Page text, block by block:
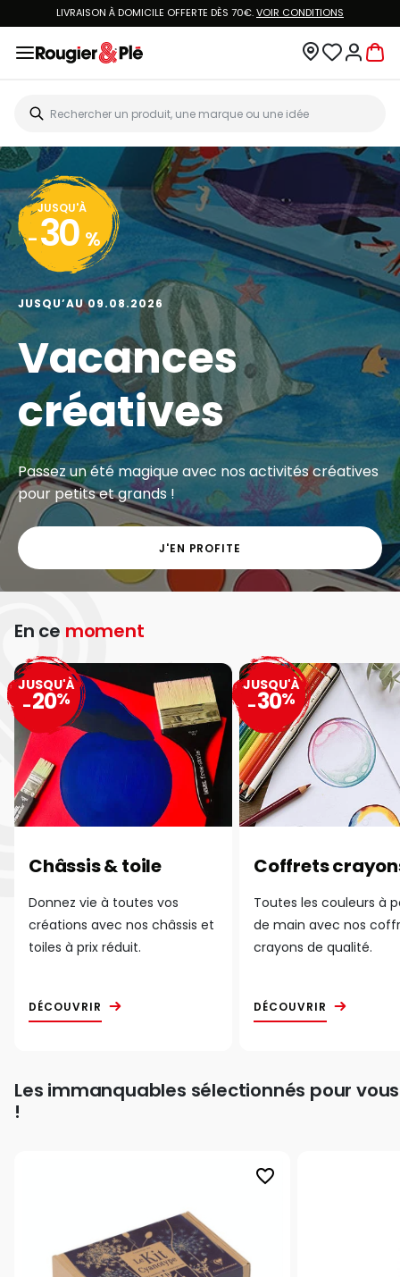
LIVRAISON À DOMICILE OFFERTE DÈS 70€.VOIR CONDITIONS
JUSQU'À
- 30 %
JUSQU’AU 09.08.2026
Vacances
créatives
Passez un été magique avec nos activités créatives
pour petits et grands !
J'EN PROFITE
En ce moment
Châssis & toile
Donnez vie à toutes vos
créations avec nos châssis et
toiles à prix réduit.
DÉCOUVRIR
JUSQU'À
-20%
Coffrets
Toutes les couleurs à
de main avec nos
crayons de qualité.
DÉCOUVRIR
JUSQU'À
-30%
Les immanquables sélectionnés pour vous
!
favorite_border